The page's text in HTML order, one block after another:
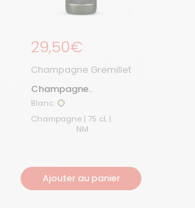
Prix régulier
29,50€
Champagne Gremillet
Champagne
Ambassadeur Brut
Blanc Blanc
Champagne | 75 cL |
NM
Ajouter au panier